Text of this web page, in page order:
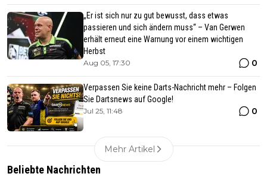
„Er ist sich nur zu gut bewusst, dass etwas
passieren und sich ändern muss“ – Van Gerwen
erhält erneut eine Warnung vor einem wichtigen
Herbst
Aug 05, 17:30 0
Verpassen Sie keine Darts-Nachricht mehr – Folgen
Sie Dartsnews auf Google!
Jul 25, 11:48 0
Mehr Artikel
Beliebte Nachrichten